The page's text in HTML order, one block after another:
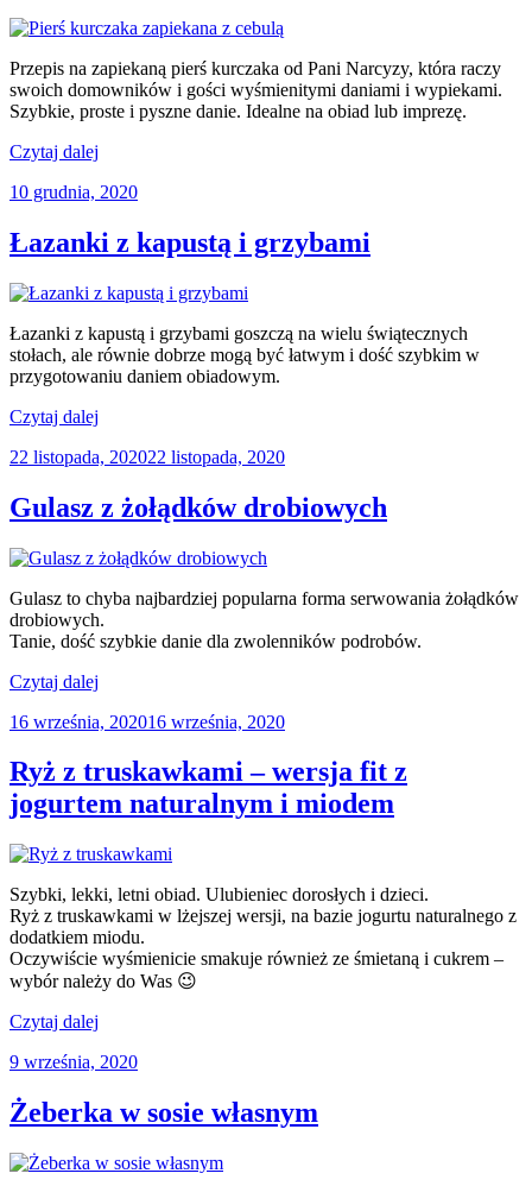
Przepis na zapiekaną pierś kurczaka od Pani Narcyzy, która raczy
swoich domowników i gości wyśmienitymi daniami i wypiekami.
Szybkie, proste i pyszne danie. Idealne na obiad lub imprezę.
Czytaj dalej
zapiekana
cebulą”
Opublikowane
10 grudnia, 2020
Łazanki z kapustą i grzybami
Łazanki z kapustą i grzybami goszczą na wielu świątecznych
stołach, ale równie dobrze mogą być łatwym i dość szybkim w
przygotowaniu daniem obiadowym.
Czytaj dalej
kapustą
grzybami”
Opublikowane
22 listopada, 202022 listopada, 2020
Gulasz z żołądków drobiowych
Gulasz to chyba najbardziej popularna forma serwowania żołądków
drobiowych.
Tanie, dość szybkie danie dla zwolenników podrobów.
Czytaj dalej
żołądków
Opublikowane
16 września, 202016 września, 2020
Ryż z truskawkami – wersja fit z
jogurtem naturalnym i miodem
Szybki, lekki, letni obiad. Ulubieniec dorosłych i dzieci.
Ryż z truskawkami w lżejszej wersji, na bazie jogurtu naturalnego z
dodatkiem miodu.
Oczywiście wyśmienicie smakuje również ze śmietaną i cukrem –
wybór należy do Was 😉
Czytaj dalej
truskawkami
wersja
fit
jogurtem
Opublikowane
9 września, 2020
Żeberka w sosie własnym